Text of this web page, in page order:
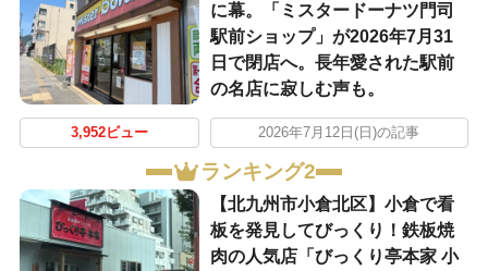
に幕。「ミスタードーナツ門司
駅前ショップ」が2026年7月31
日で閉店へ。長年愛された駅前
の名店に寂しむ声も。
3,952ビュー 2026年7月12日(日)の記事
ランキング2
【北九州市小倉北区】小倉で看
板を発見してびっくり！鉄板焼
肉の人気店「びっくり亭本家 小